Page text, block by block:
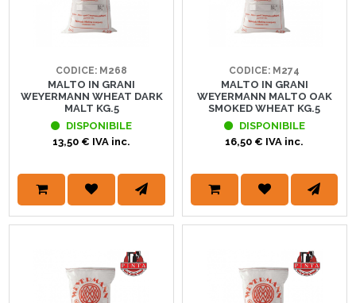
CODICE: M268
MALTO IN GRANI
WEYERMANN WHEAT DARK
MALT KG.5
DISPONIBILE
13,50 € IVA inc.
CODICE: M274
MALTO IN GRANI
WEYERMANN MALTO OAK
SMOKED WHEAT KG.5
DISPONIBILE
16,50 € IVA inc.